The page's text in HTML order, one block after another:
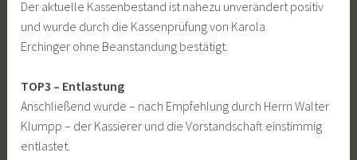
2
1
Der aktuelle Kassenbestand ist nahezu unverändert positiv
und wurde durch die Kassenprüfung von Karola
Erchinger ohne Beanstandung bestätigt.
TOP3 – Entlastung
Anschließend wurde – nach Empfehlung durch Herrn Walter
Klumpp – der Kassierer und die Vorstandschaft einstimmig
entlastet.